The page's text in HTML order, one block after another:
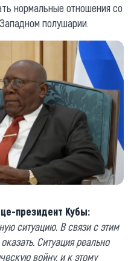
нормальные отношения со
полушарии.
президент Кубы:
ситуацию. В связи с этим
Ситуация реально
войну, и к этому